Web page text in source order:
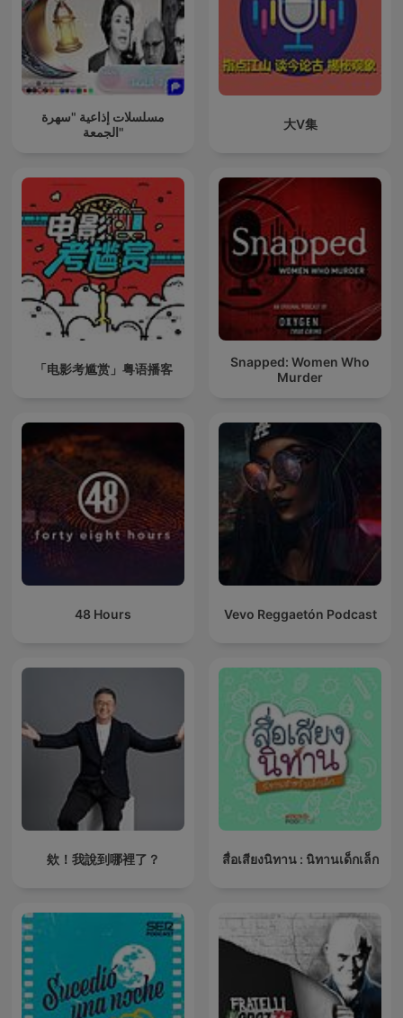
مسلسلات إذاعية "سهرة
الجمعة"
大V集
「电影考尴赏」粤语播客
Snapped: Women Who
Murder
48 Hours Vevo Reggaetón Podcast
欸！我說到哪裡了？ สื่อเสียงนิทาน : นิทานเด็กเล็ก